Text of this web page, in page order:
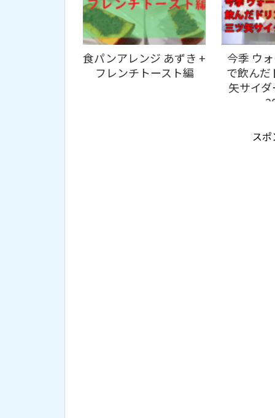
食パンアレンジ あずき +
フレンチトースト編
今季 ウ
で飲んだ
矢サイ
ス